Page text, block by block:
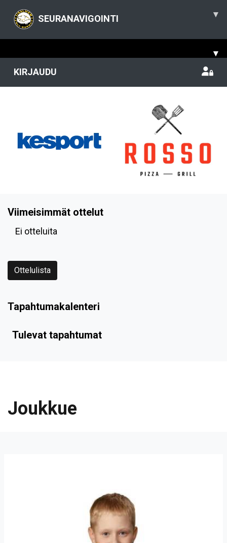
SEURANAVIGOINTI ▾
▾
KIRJAUDU
Viimeisimmät ottelut
Ei otteluita
Ottelulista
Tapahtumakalenteri
Tulevat tapahtumat
Joukkue